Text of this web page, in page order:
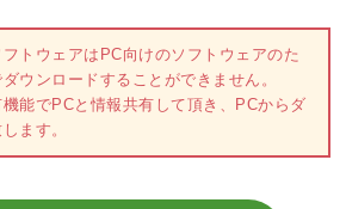
トウェアはPC向けのソフトウェアのた
ウンロードすることができません。
能でPCと情報共有して頂き、PCからダ
ます。